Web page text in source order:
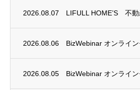
2026.08.07
2026.08.06
2026.08.05